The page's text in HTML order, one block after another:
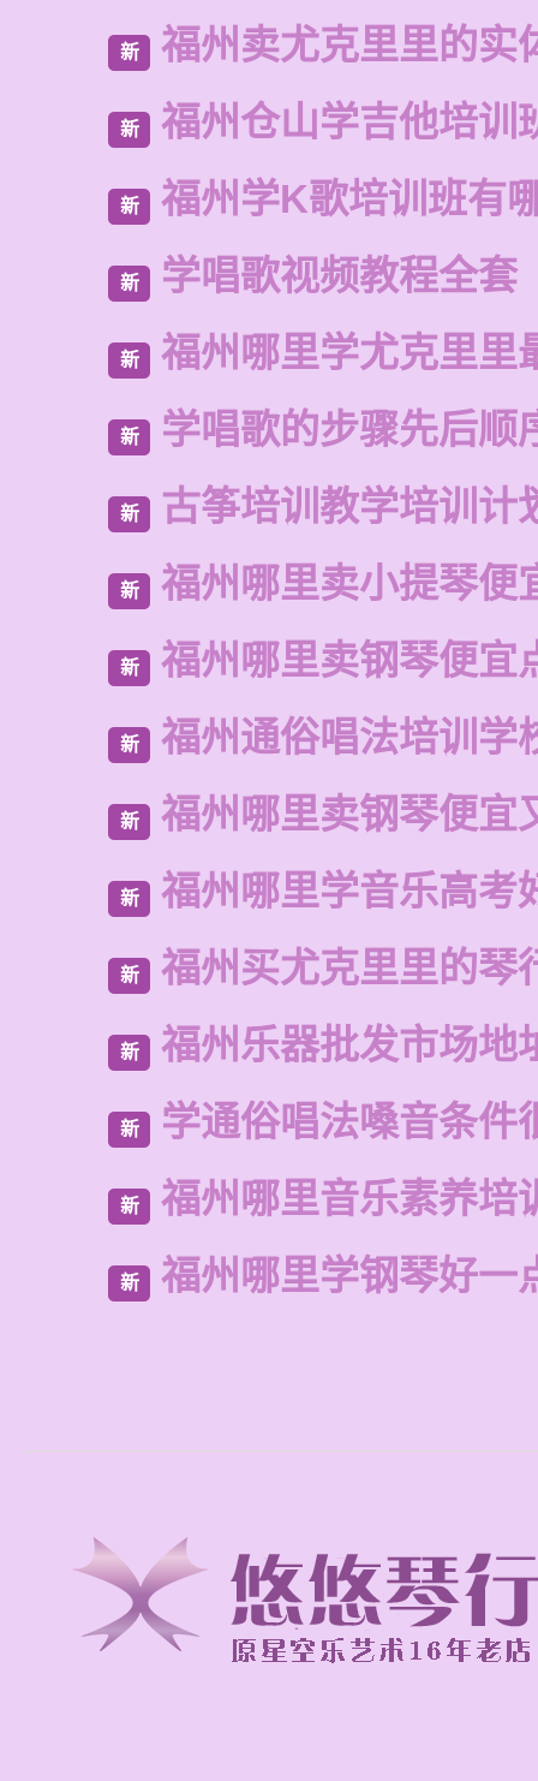
新 福州卖尤克里里的实
新 福州仓山学吉他培训
新 福州学K歌培训班有
新 学唱歌视频教程全套
新 福州哪里学尤克里里
新 学唱歌的步骤先后顺
新 古筝培训教学培训计
新 福州哪里卖小提琴便
新 福州哪里卖钢琴便宜
新 福州通俗唱法培训学
新 福州哪里卖钢琴便宜
新 福州哪里学音乐高考
新 福州买尤克里里的琴
新 福州乐器批发市场地
新 学通俗唱法嗓音条件
新 福州哪里音乐素养培
新 福州哪里学钢琴好一